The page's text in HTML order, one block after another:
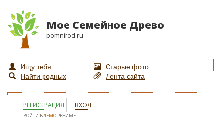
Мое Семейное Древо
pomnirod.ru
Ищу тебя
Старые фото
Найти родных
Лента сайта
РЕГИСТРАЦИЯ ВХОД
ВОЙТИ ВДЕМО РЕЖИМЕ